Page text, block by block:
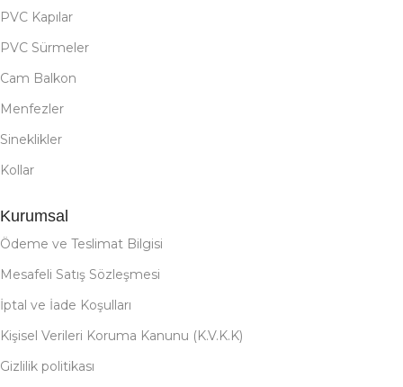
PVC Kapılar
PVC Sürmeler
Cam Balkon
Menfezler
Sineklikler
Kollar
Kurumsal
Ödeme ve Teslimat Bilgisi
Mesafeli Satış Sözleşmesi
İptal ve İade Koşulları
Kişisel Verileri Koruma Kanunu (K.V.K.K)
Gizlilik politikası